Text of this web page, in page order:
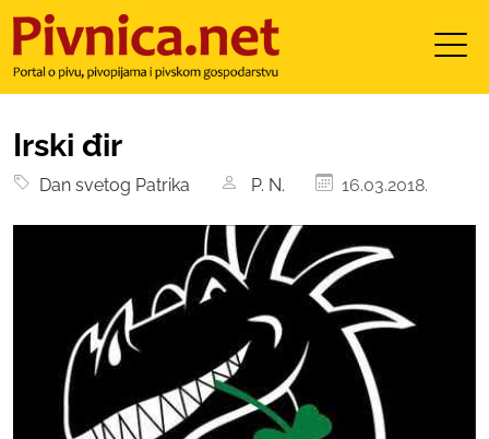
Irski đir
Dan svetog Patrika P. N. 16.03.2018.